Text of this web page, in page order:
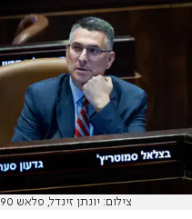
צילום: יונתן זינדל, פלאש 90